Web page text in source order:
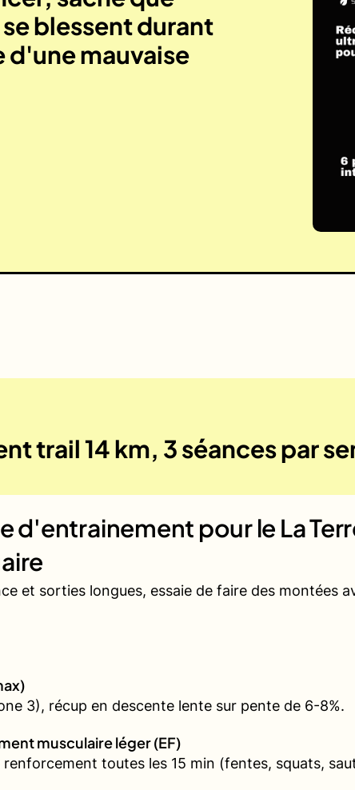
blessent durant
d'une mauvaise
trail 14 km, 3 séances par
d'entrainement pour le La
et sorties longues, essaie de faire des montées
3), récup en descente lente sur pente de 6-8%.
musculaire léger (EF)
renforcement toutes les 15 min (fentes, squats,